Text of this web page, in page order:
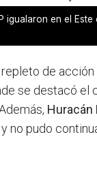
igualaron en el
de
se destacó el
Huracán
no pudo